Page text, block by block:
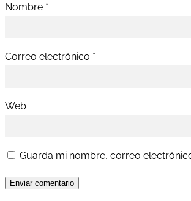
Nombre *
Correo electrónico *
Web
Guarda mi nombre, correo
Enviar comentario